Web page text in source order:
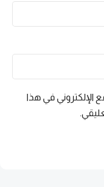
الإلكتروني في هذا